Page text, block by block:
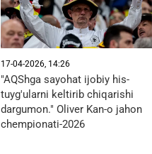
17-04-2026, 14:26
"AQShga sayohat ijobiy his-
tuyg'ularni keltirib chiqarishi
dargumon." Oliver Kan-o jahon
chempionati-2026